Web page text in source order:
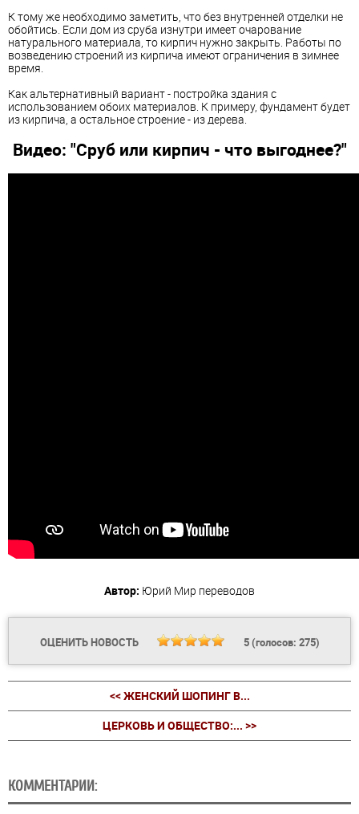
К тому же необходимо заметить, что без внутренней отделки не
обойтись. Если дом из сруба изнутри имеет очарование
натурального материала, то кирпич нужно закрыть. Работы по
возведению строений из кирпича имеют ограничения в зимнее
время.
Как альтернативный вариант - постройка здания с
использованием обоих материалов. К примеру, фундамент будет
из кирпича, а остальное строение - из дерева.
Видео: "Сруб или кирпич - что выгоднее?"
Автор: Юрий Мир переводов
ОЦЕНИТЬ НОВОСТЬ 5(голосов: 275)
<< ЖЕНСКИЙ ШОПИНГ В...
ЦЕРКОВЬ И ОБЩЕСТВО:... >>
КОММЕНТАРИИ: